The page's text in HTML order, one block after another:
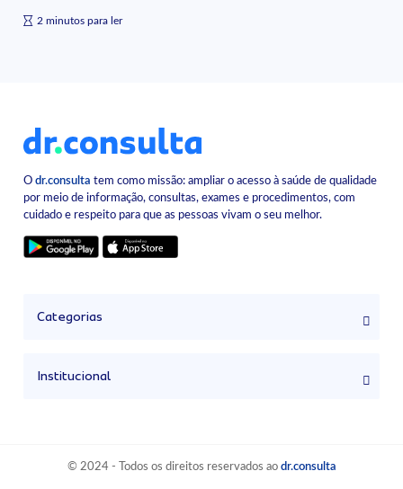
2 minutos para ler
Odr.consulta tem como missão: ampliar o acesso à saúde de qualidade
por meio de informação, consultas, exames e procedimentos, com
cuidado e respeito para que as pessoas vivam o seu melhor.
Categorias
Institucional
© 2024 - Todos os direitos reservados ao dr.consulta